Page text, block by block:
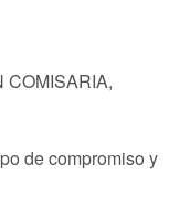
COMISARIA,
de compromiso y